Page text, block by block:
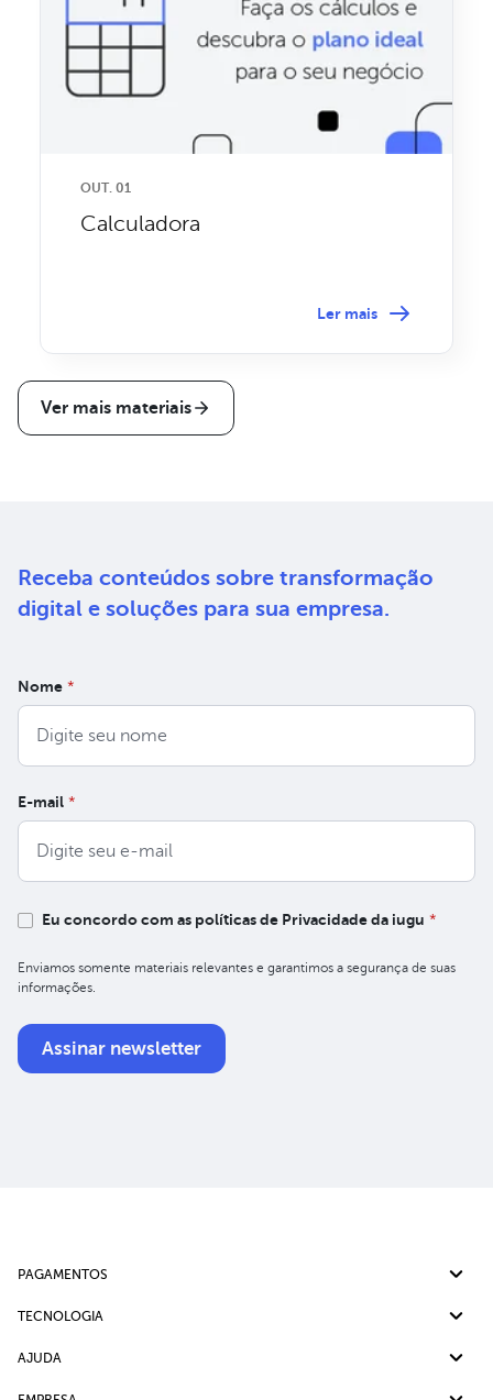
OUT. 01
Calculadora
Ler mais
Ver mais materiais
Receba conteúdos sobre transformação
digital e soluções para sua empresa.
Nome *
E-mail *
Eu concordo com as políticas de Privacidade da iugu *
Enviamos somente materiais relevantes e garantimos a segurança de suas
informações.
PAGAMENTOS
Pix
TECNOLOGIA
Split de Pagamento
AJUDA